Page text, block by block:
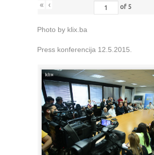
« ‹ of 5
Photo by klix.ba
Press konferencija 12.5.2015.